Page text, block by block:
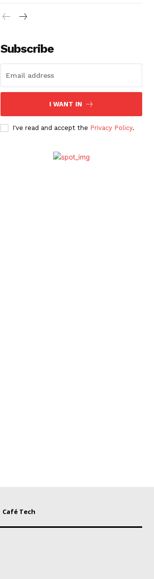
Subscribe
I WANT IN
I've read and accept the Privacy Policy.
Café Tech